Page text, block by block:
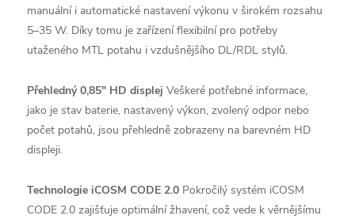
manuální i automatické nastavení výkonu v širokém rozsahu
5–35 W. Díky tomu je zařízení flexibilní pro potřeby
utaženého MTL potahu i vzdušnějšího DL/RDL stylů.
Přehledný 0,85" HD displej Veškeré potřebné informace,
jako je stav baterie, nastavený výkon, zvolený odpor nebo
počet potahů, jsou přehledně zobrazeny na barevném HD
displeji.
Technologie iCOSM CODE 2.0 Pokročilý systém iCOSM
CODE 2.0 zajišťuje optimální žhavení, což vede k věrnějšímu